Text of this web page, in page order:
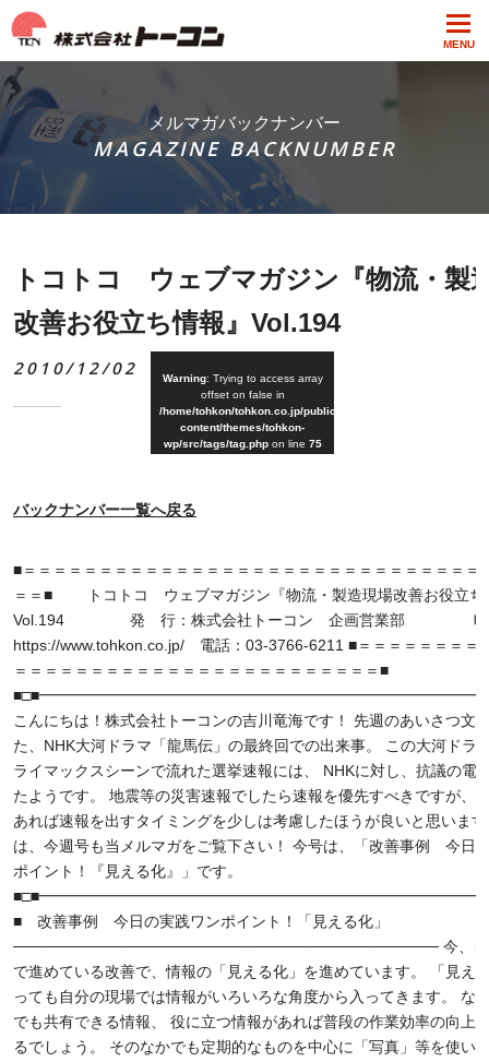
MENU
メルマガバックナンバー
MAGAZINE BACKNUMBER
トコトコ ウェブマガジン『物流・製
改善お役立ち情報』Vol.194
2010/12/02 Warning: Trying to access array
offset on false in
/home/tohkon/tohkon.co.jp/public_html/wp-
content/themes/tohkon-
wp/src/tags/tag.phpon line 75
バックナンバー一覧へ戻る
■＝＝＝＝＝＝＝＝＝＝＝＝＝＝＝＝＝＝＝＝＝＝＝＝＝＝＝＝＝＝
＝＝■ トコトコ ウェブマガジン『物流・製造現場改善お役立ち
Vol.194 発 行：株式会社トーコン 企画営業部 Ｕ
https://www.tohkon.co.jp/ 電話：03-3766-6211 ■＝＝＝＝＝＝＝＝
＝＝＝＝＝＝＝＝＝＝＝＝＝＝＝＝＝＝＝＝＝＝＝＝■
こんにちは！株式会社トーコンの吉川竜海です！ 先週のあいさつ文
た、NHK大河ドラマ「龍馬伝」の最終回での出来事。 この大河ドラ
ライマックスシーンで流れた選挙速報には、 NHKに対し、抗議の電
たようです。 地震等の災害速報でしたら速報を優先すべきですが、
あれば速報を出すタイミングを少しは考慮したほうが良いと思いま
は、今週号も当メルマガをご覧下さい！ 今号は、「改善事例 今日
ポイント！『見える化』」です。
■ 改善事例 今日の実践ワンポイント！「見える化」
─────────────────────────────────────── 今、自
で進めている改善で、情報の「見える化」を進めています。 「見え
っても自分の現場では情報がいろいろな角度から入ってきます。 な
でも共有できる情報、 役に立つ情報があれば普段の作業効率の向上
るでしょう。 そのなかでも定期的なものを中心に「写真」等を使い